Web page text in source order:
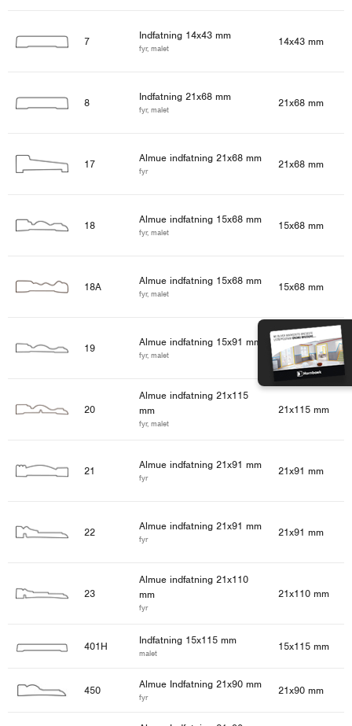
7 Indfatning 14x43 mm
fyr, malet
14x43 mm
8 Indfatning 21x68 mm
fyr, malet
21x68 mm
17 Almue indfatning 21x68 mm
fyr
21x68 mm
18 Almue indfatning 15x68 mm
fyr, malet
15x68 mm
18A Almue indfatning 15x68 mm
fyr, malet
15x68 mm
19 Almue indfatning 15x91 mm
fyr, malet
15x91 mm
20
Almue indfatning 21x115
mm
fyr, malet
21x115 mm
21 Almue indfatning 21x91 mm
fyr
21x91 mm
22 Almue indfatning 21x91 mm
fyr
21x91 mm
23
Almue indfatning 21x110
mm
fyr
21x110 mm
401H Indfatning 15x115 mm
malet
15x115 mm
450 Almue Indfatning 21x90 mm
fyr
21x90 mm